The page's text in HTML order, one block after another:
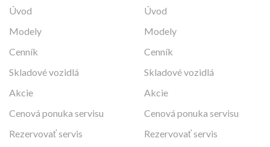
Úvod
Modely
Cenník
Skladové vozidlá
Akcie
Cenová ponuka servisu
Rezervovať servis
Úvod
Modely
Cenník
Skladové vozidlá
Akcie
Cenová ponuka servisu
Rezervovať servis